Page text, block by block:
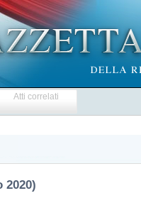
Atti correlati
2020)